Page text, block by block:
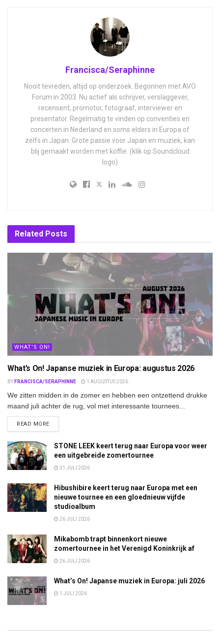
Francisca/Seraphinne
Nooit tevreden, altijd op onderzoek. Begonnen met AVO
Forum in 2003. Nu actief als schrijver, verslaggever,
recensent, promotor, fotograaf, interviewer en
presentator. Regelmatig te vinden op conventies en
concerten in Nederland en soms elders in Europa of
zelfs in Japan. Grote passie voor Japan en muziek, kan
blij gemaakt worden met koffie. (klik op Soundcloud
logo)
Related Posts
WHAT'S ON!
What’s On! Japanse muziek in Europa: augustus 2026
BY FRANCISCA/SERAPHINNE 1 AUGUSTUS 2026
We zitten midden in de zomer en hebben een ontzettend drukke
maand juli achter de rug, vol met interessante tournees...
READ MOREDETAILS
STONE LEEK keert terug naar Europa voor weer
een uitgebreide zomertournee
31 JULI 2026
Hibushibire keert terug naar Europa met een
nieuwe tournee en een gloednieuw vijfde
studioalbum
26 JULI 2026
Mikabomb trapt binnenkort nieuwe
zomertournee in het Verenigd Koninkrijk af
26 JULI 2026
What’s On! Japanse muziek in Europa: juli 2026
1 JULI 2026